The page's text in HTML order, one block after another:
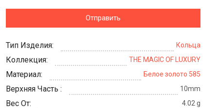
Отправить
Тип Изделия: Кольца
Коллекция: THE MAGIC OF LUXURY
Материал: Белое золото 585
Верхняя Часть : 10mm
Вес От: 4.02 g